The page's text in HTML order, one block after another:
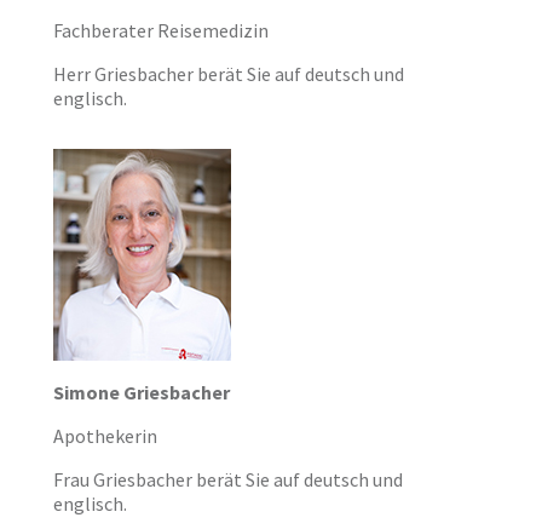
Fachberater Reisemedizin
Herr Griesbacher berät Sie auf deutsch und
englisch.
Simone Griesbacher
Apothekerin
Frau Griesbacher berät Sie auf deutsch und
englisch.